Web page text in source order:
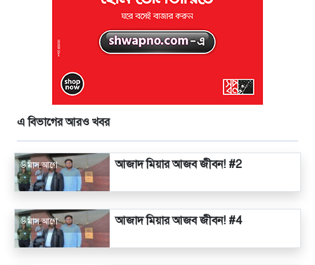
এ বিভাগের আরও খবর
৬ মাস আগে আজাদ মিয়ার আজব জীবন! #2
৬ মাস আগে আজাদ মিয়ার আজব জীবন! #4